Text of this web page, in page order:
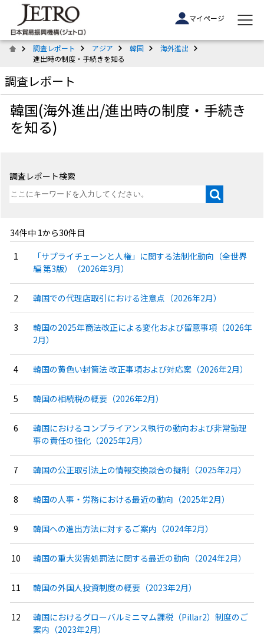
マイページ
調査レポート アジア 韓国
海外進出
進出時の制度・手続きを知る
調査レポート
韓国(海外進出/進出時の制度・手続き
を知る)
調査レポート検索
34件中 1から30件目
「サプライチェーンと人権」に関する法制化動向（全世界
編 第3版）（2026年3月）
韓国での代理店取引における注意点（2026年2月）
韓国の2025年商法改正による変化および留意事項（2026年
2月）
韓国の黄色い封筒法 改正事項および対応案（2026年2月）
韓国の相続税の概要（2026年2月）
韓国におけるコンプライアンス執行の動向および非常勤理
事の責任の強化（2025年2月）
韓国の公正取引法上の情報交換談合の擬制（2025年2月）
韓国の人事・労務における最近の動向（2025年2月）
韓国への進出方法に対するご案内（2024年2月）
韓国の重大災害処罰法に関する最近の動向（2024年2月）
韓国の外国人投資制度の概要（2023年2月）
韓国におけるグローバルミニマム課税（Pillar2）制度のご
案内（2023年2月）